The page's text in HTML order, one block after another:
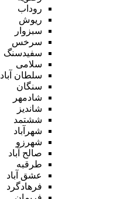
روداب
ریوش
سبزوار
سرخس
سفیدسنگ
سلامی
سلطان آباد
سنگان
شادمهر
شاندیز
ششتمد
شهرآباد
شهرزو
صالح آباد
طرقبه
عشق آباد
فرهادگرد